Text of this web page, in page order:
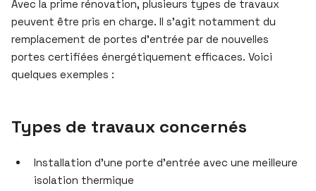
Avec la prime rénovation, plusieurs types de travaux
peuvent être pris en charge. Il s’agit notamment du
remplacement de portes d’entrée par de nouvelles
portes certifiées énergétiquement efficaces. Voici
quelques exemples :
Types de travaux concernés
Installation d’une porte d’entrée avec une meilleure
isolation thermique